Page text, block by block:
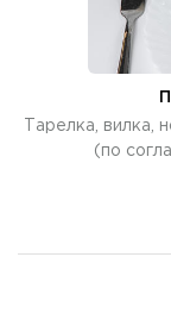
Тарелка, вилка,
(по